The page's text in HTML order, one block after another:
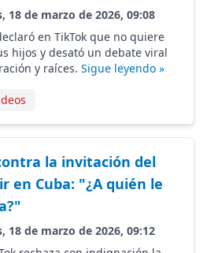
18 de marzo de 2026, 09:08
en TikTok que no quiere
hijos y desató un debate viral
y raíces. Sigue leyendo »
la invitación del
en Cuba: "¿A quién le
18 de marzo de 2026, 09:12